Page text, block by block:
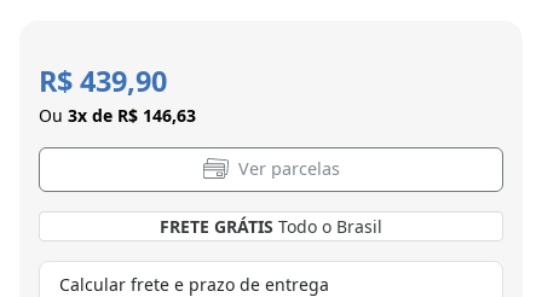
R$ 439,90
Ou 3x de R$ 146,63
Ver parcelas
FRETE GRÁTIS Todo o Brasil
Calcular frete e prazo de entrega